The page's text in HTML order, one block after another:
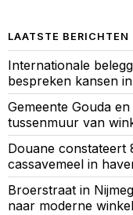
LAATSTE BERICHTEN
Internationale
bespreken kansen
Gemeente Gouda
tussenmuur van
Douane
cassavemeel in
Broerstraat in
naar moderne